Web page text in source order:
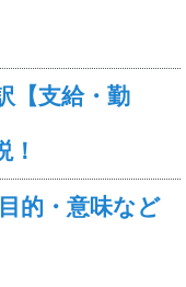
【支給・勤
！
的・意味など